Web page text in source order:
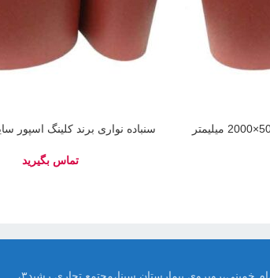
تهران ،خیابان امام خمینی،روبروی بیمارستان سینا،مجتمع تجاری رشید۳،